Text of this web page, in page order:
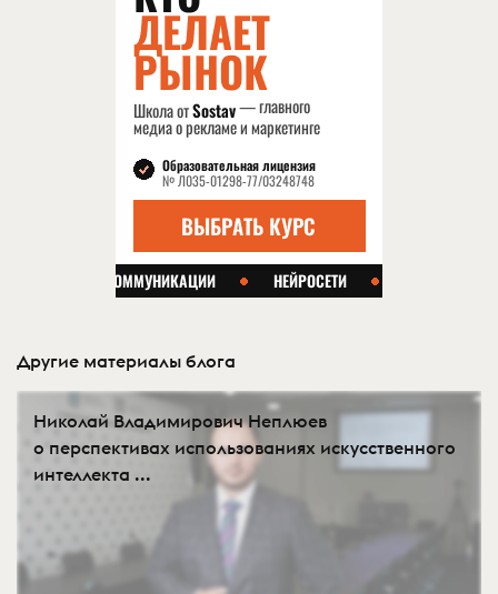
Другие материалы блога
Николай Владимирович Неплюев
о перспективах использованиях искусственного
интеллекта ...